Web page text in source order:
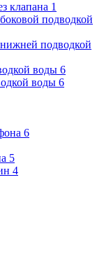
клапана 1
подводкой
нижней подводкой
воды 6
воды 6
6
5
4